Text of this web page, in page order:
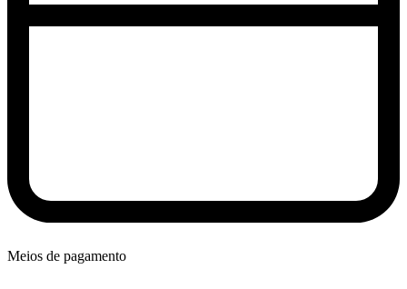
Meios de pagamento